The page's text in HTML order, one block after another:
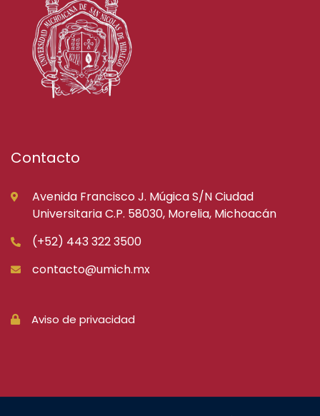
Contacto
Avenida Francisco J. Múgica S/N Ciudad
Universitaria C.P. 58030, Morelia, Michoacán
(+52) 443 322 3500
contacto@umich.mx
Aviso de privacidad